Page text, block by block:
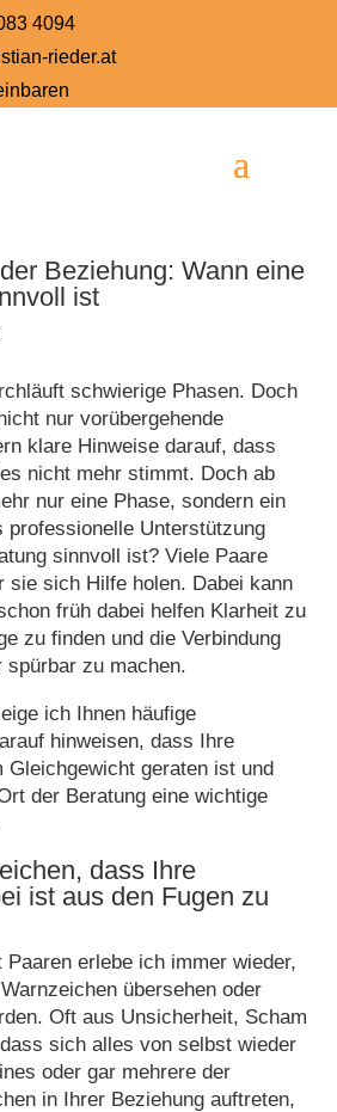
4094
rieder.at
Beziehung: Wann eine
ist
schwierige Phasen. Doch
nur vorübergehende
klare Hinweise darauf, dass
nicht mehr stimmt. Doch ab
nur eine Phase, sondern ein
professionelle Unterstützung
sinnvoll ist? Viele Paare
sie sich Hilfe holen. Dabei kann
früh dabei helfen Klarheit zu
zu finden und die Verbindung
zu machen.
ich Ihnen häufige
hinweisen, dass Ihre
Gleichgewicht geraten ist und
der Beratung eine wichtige
dass Ihre
ist aus den Fugen zu
erlebe ich immer wieder,
übersehen oder
Oft aus Unsicherheit, Scham
sich alles von selbst wieder
oder gar mehrere der
in Ihrer Beziehung auftreten,